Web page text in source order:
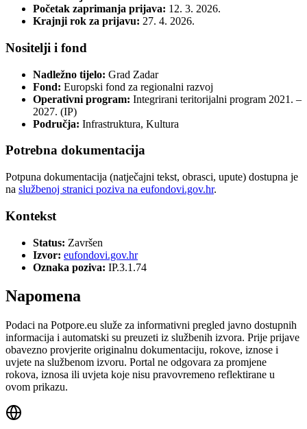
Početak zaprimanja prijava: 12. 3. 2026.
Krajnji rok za prijavu: 27. 4. 2026.
Nositelji i fond
Nadležno tijelo: Grad Zadar
Fond: Europski fond za regionalni razvoj
Operativni program: Integrirani teritorijalni program 2021. –
2027. (IP)
Područja: Infrastruktura, Kultura
Potrebna dokumentacija
Potpuna dokumentacija (natječajni tekst, obrasci, upute) dostupna je
na službenoj stranici poziva na eufondovi.gov.hr.
Kontekst
Status: Završen
Izvor: eufondovi.gov.hr
Oznaka poziva: IP.3.1.74
Napomena
Podaci na Potpore.eu služe za informativni pregled javno dostupnih
informacija i automatski su preuzeti iz službenih izvora. Prije prijave
obavezno provjerite originalnu dokumentaciju, rokove, iznose i
uvjete na službenom izvoru. Portal ne odgovara za promjene
rokova, iznosa ili uvjeta koje nisu pravovremeno reflektirane u
ovom prikazu.